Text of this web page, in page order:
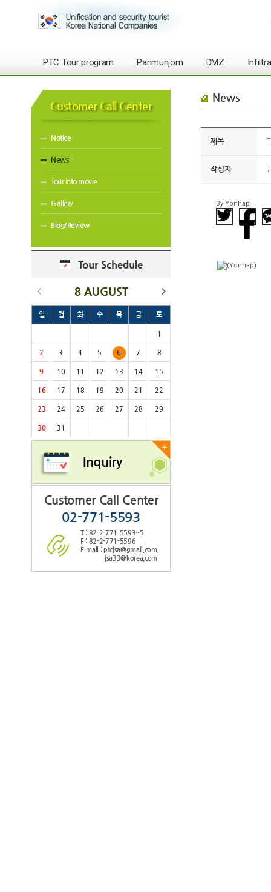
PTC Tour program Panmunjom DMZ
Customer Call Center
Notice
News
Tour into movie
Gallery
Blog/Review
Tour Schedule
8 AUGUST
일 월 화 수 목 금 토
1
2 3 4 5 6 7 8
9 10 11 12 13 14 15
16 17 18 19 20 21 22
23 24 25 26 27 28 29
30 31
+
Inquiry
Customer Call Center
02-771-5593
T : 82-2-771-5593~5
F : 82-2-771-5596
E-mail : ptcjsa@gmail.com,
jsa33@korea.com
News
제목
작성자
By Yonhap